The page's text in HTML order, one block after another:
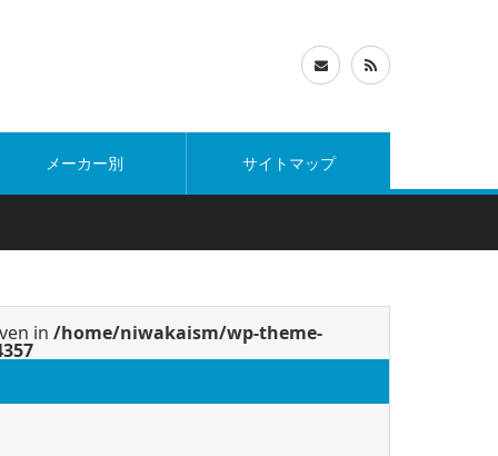
メーカー別 サイトマップ
in /home/niwakaism/wp-theme-